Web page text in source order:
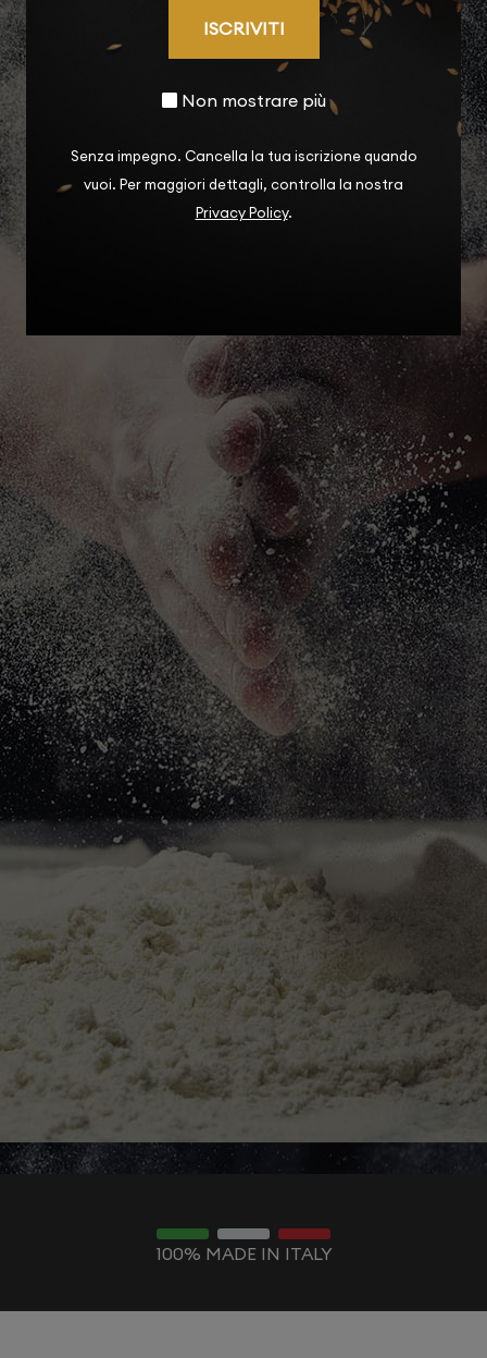
ISCRIVITI
Non mostrare più
Senza impegno. Cancella la tua iscrizione quando
vuoi. Per maggiori dettagli, controlla la nostra
Privacy Policy.
100% MADE IN ITALY